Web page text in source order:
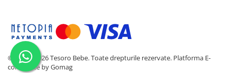
© 2023 - 2026 Tesoro Bebe. Toate drepturile rezervate. Platforma E-
commerce by Gomag